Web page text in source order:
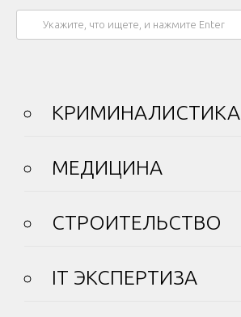
КРИМИНАЛИСТИКА
МЕДИЦИНА
СТРОИТЕЛЬСТВО
IT ЭКСПЕРТИЗА